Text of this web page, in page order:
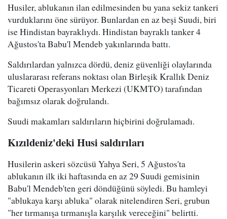
Husiler, ablukanın ilan edilmesinden bu yana sekiz tankeri
vurduklarını öne sürüyor. Bunlardan en az beşi Suudi, biri
ise Hindistan bayraklıydı. Hindistan bayraklı tanker 4
Ağustos'ta Babu'l Mendeb yakınlarında battı.
Saldırılardan yalnızca dördü, deniz güvenliği olaylarında
uluslararası referans noktası olan Birleşik Krallık Deniz
Ticareti Operasyonları Merkezi (UKMTO) tarafından
bağımsız olarak doğrulandı.
Suudi makamları saldırıların hiçbirini doğrulamadı.
Kızıldeniz'deki Husi saldırıları
Husilerin askeri sözcüsü Yahya Seri, 5 Ağustos'ta
ablukanın ilk iki haftasında en az 29 Suudi gemisinin
Babu'l Mendeb'ten geri döndüğünü söyledi. Bu hamleyi
"ablukaya karşı abluka" olarak nitelendiren Seri, grubun
"her tırmanışa tırmanışla karşılık vereceğini" belirtti.